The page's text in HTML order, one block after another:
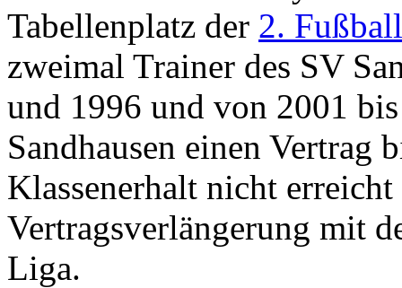
Tabellenplatz der 2.
zweimal Trainer des SV
und 1996 und von 2001
Sandhausen einen Vertrag
Klassenerhalt nicht
Vertragsverlängerung mit
Liga.